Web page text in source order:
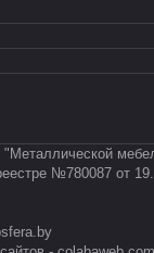
"Металлической
№780087 от